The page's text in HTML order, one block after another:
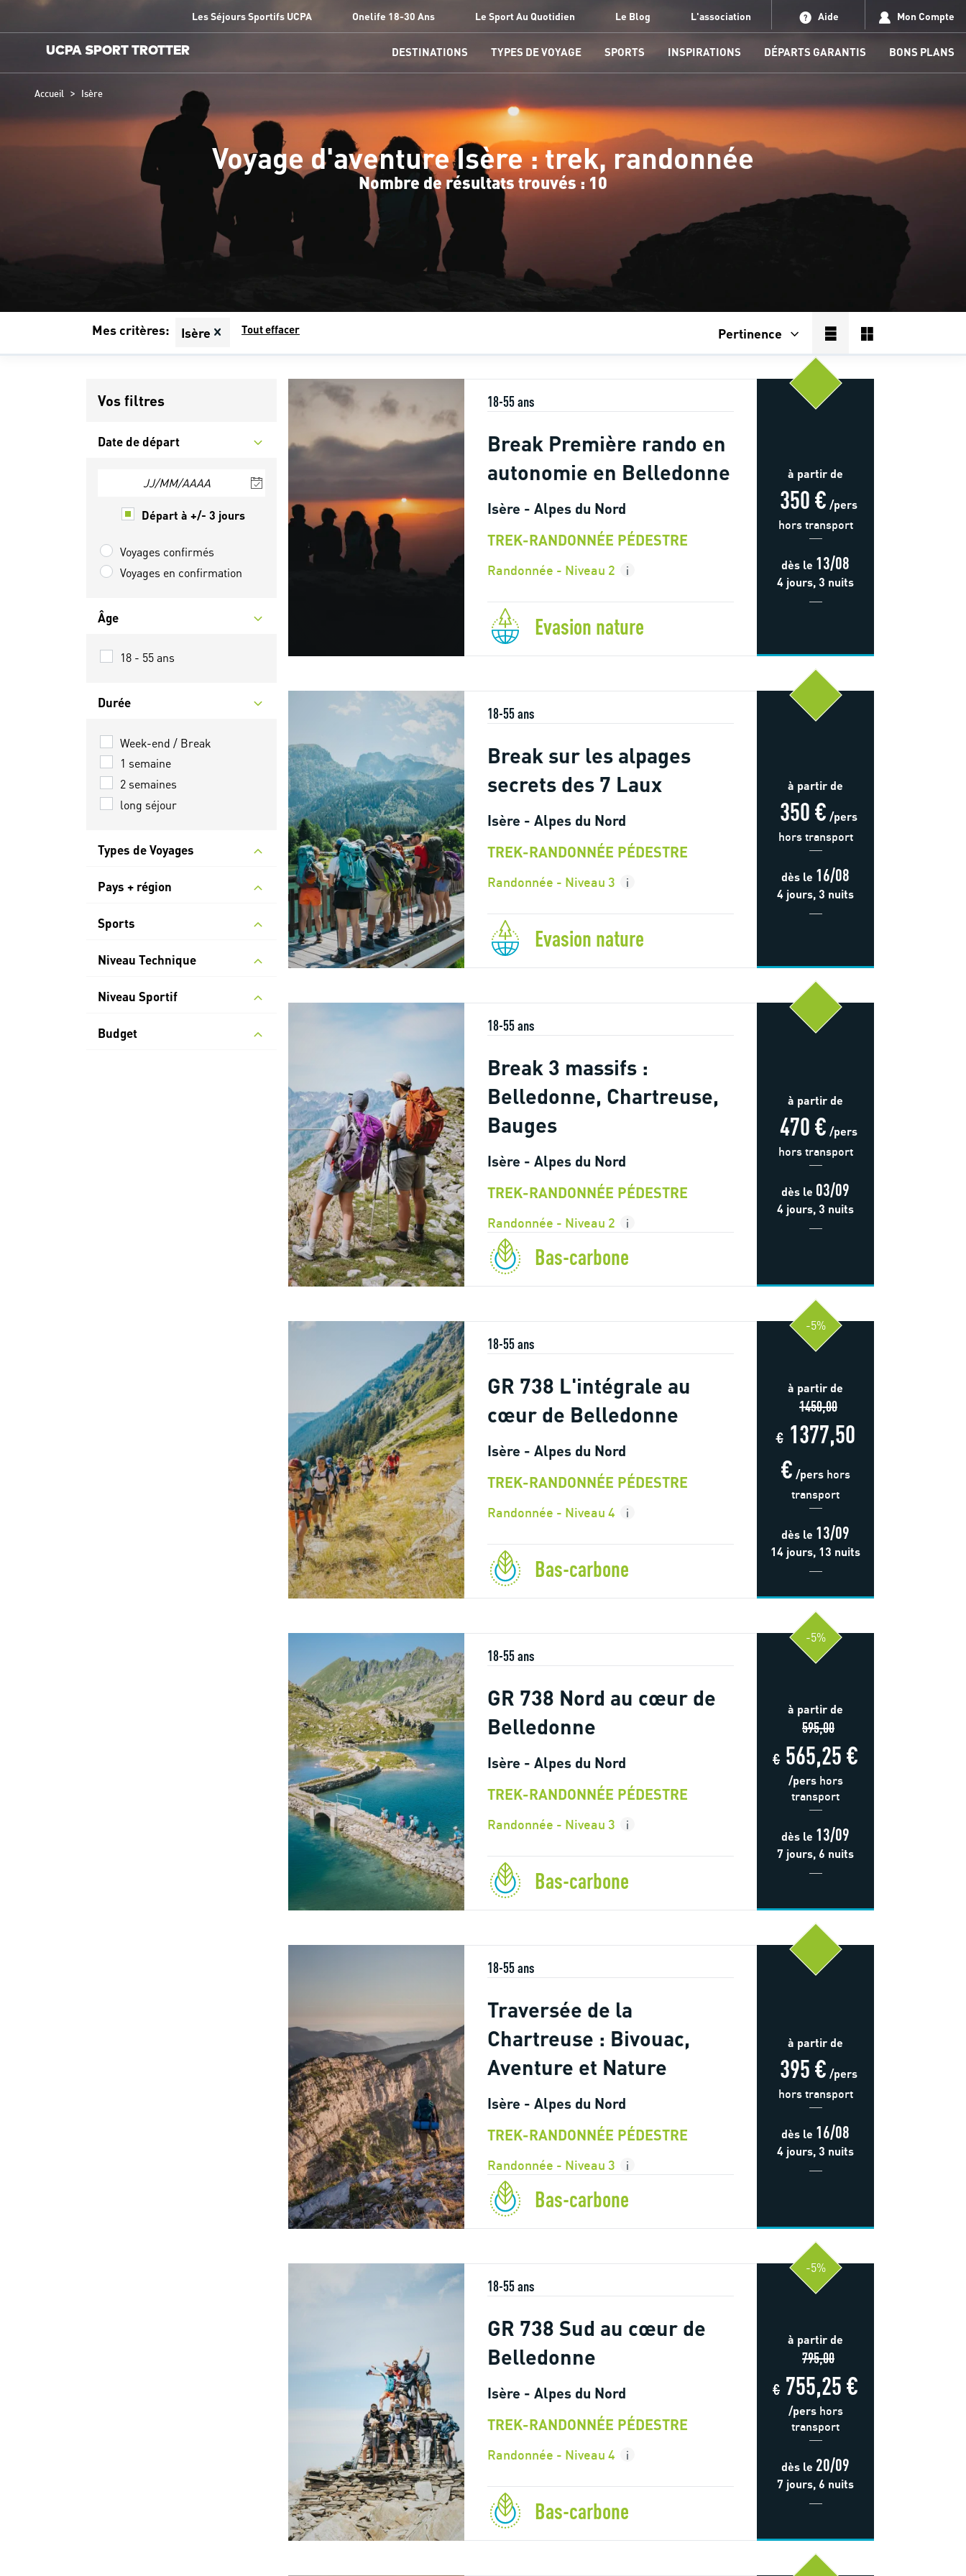
Les Séjours Sportifs UCPA Onelife 18-30 Ans Le Sport Au Quotidien Le Blog L'association Aide Mon Compte
UCPA SPORT TROTTER DESTINATIONS TYPES DE VOYAGE SPORTS INSPIRATIONS DÉPARTS GARANTIS BONS PLANS
Accueil > Isère
Voyage d'aventure Isère : trek, randonnée
Nombre de résultats trouvés : 10
Mes critères: Isère Tout effacer Pertinence
Vos filtres
Date de départ
JJ/MM/AAAA
Départ à +/- 3 jours
Voyages confirmés
Voyages en confirmation
Âge
18 - 55 ans
Durée
Week-end / Break
1 semaine
2 semaines
long séjour
Types de Voyages
Pays + région
Sports
Niveau Technique
Niveau Sportif
Budget
18-55 ans
Break Première rando en
autonomie en Belledonne
Isère - Alpes du Nord
TREK-RANDONNÉE PÉDESTRE
Randonnée - Niveau 2 i
Evasion nature
à partir de
350 € /pers
hors transport
dès le 13/08
4 jours, 3 nuits
18-55 ans
Break sur les alpages
secrets des 7 Laux
Isère - Alpes du Nord
TREK-RANDONNÉE PÉDESTRE
Randonnée - Niveau 3 i
Evasion nature
à partir de
350 € /pers
hors transport
dès le 16/08
4 jours, 3 nuits
18-55 ans
Break 3 massifs :
Belledonne, Chartreuse,
Bauges
Isère - Alpes du Nord
TREK-RANDONNÉE PÉDESTRE
Randonnée - Niveau 2 i
Bas-carbone
à partir de
470 € /pers
hors transport
dès le 03/09
4 jours, 3 nuits
18-55 ans
GR 738 L'intégrale au
cœur de Belledonne
Isère - Alpes du Nord
TREK-RANDONNÉE PÉDESTRE
Randonnée - Niveau 4 i
Bas-carbone
-5%
à partir de
1450,00
€ 1377,50
€ /pers hors
transport
dès le 13/09
14 jours, 13 nuits
18-55 ans
GR 738 Nord au cœur de
Belledonne
Isère - Alpes du Nord
TREK-RANDONNÉE PÉDESTRE
Randonnée - Niveau 3 i
Bas-carbone
-5%
à partir de
595,00
€ 565,25 €
/pers hors
transport
dès le 13/09
7 jours, 6 nuits
18-55 ans
Traversée de la
Chartreuse : Bivouac,
Aventure et Nature
Isère - Alpes du Nord
TREK-RANDONNÉE PÉDESTRE
Randonnée - Niveau 3 i
Bas-carbone
à partir de
395 € /pers
hors transport
dès le 16/08
4 jours, 3 nuits
18-55 ans
GR 738 Sud au cœur de
Belledonne
Isère - Alpes du Nord
TREK-RANDONNÉE PÉDESTRE
Randonnée - Niveau 4 i
Bas-carbone
-5%
à partir de
795,00
€ 755,25 €
/pers hors
transport
dès le 20/09
7 jours, 6 nuits